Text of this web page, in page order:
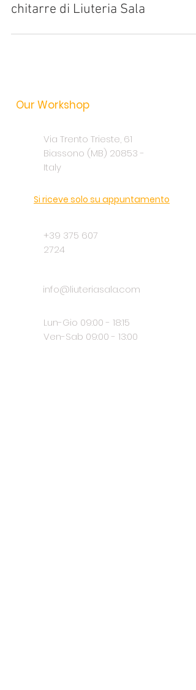
chitarre di Liuteria Sala
Our Workshop
Via Trento Trieste, 61
Biassono (MB) 20853 -
Italy
Si riceve solo su appuntamento
+39 375 607
2724
info@liuteriasala.com
Lun-Gio 09:00 - 18:15
Ven-Sab 09:00 - 13:00